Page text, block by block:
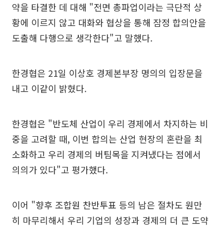
약을 타결한 데 대해 "전면 총파업이라는 극단적 상
황에 이르지 않고 대화와 협상을 통해 잠정 합의안을
도출해 다행으로 생각한다"고 말했다.
한경협은 21일 이상호 경제본부장 명의의 입장문을
내고 이같이 밝혔다.
한경협은 "반도체 산업이 우리 경제에서 차지하는 비
중을 고려할 때, 이번 합의는 산업 현장의 혼란을 최
소화하고 우리 경제의 버팀목을 지켜냈다는 점에서
의의가 있다"고 평가했다.
이어 "향후 조합원 찬반투표 등의 남은 절차도 원만
히 마무리해서 우리 기업의 성장과 경제의 더 큰 도약